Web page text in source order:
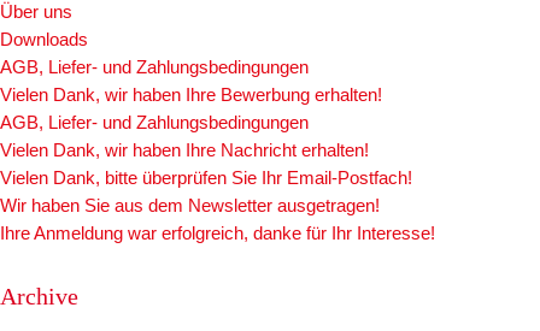
Über uns
Downloads
AGB, Liefer- und Zahlungsbedingungen
Vielen Dank, wir haben Ihre Bewerbung erhalten!
AGB, Liefer- und Zahlungsbedingungen
Vielen Dank, wir haben Ihre Nachricht erhalten!
Vielen Dank, bitte überprüfen Sie Ihr Email-Postfach!
Wir haben Sie aus dem Newsletter ausgetragen!
Ihre Anmeldung war erfolgreich, danke für Ihr Interesse!
Archive